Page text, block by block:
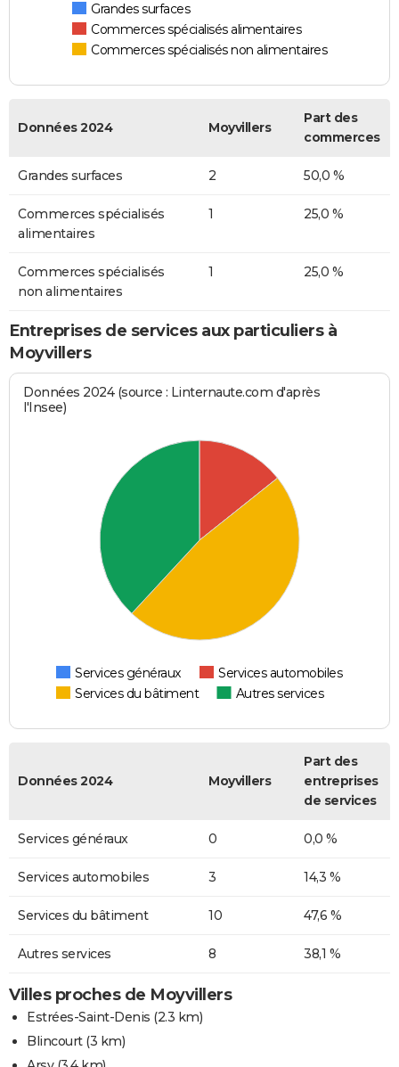
Grandes surfaces
Commerces spécialisés alimentaires
Commerces spécialisés non alimentaires
Données 2024 Moyvillers
Part des
commerces
Grandes surfaces 2 50,0 %
Commerces spécialisés
alimentaires
1 25,0 %
Commerces spécialisés
non alimentaires
1 25,0 %
Entreprises de services aux particuliers à
Moyvillers
Données 2024 (source : Linternaute.com d'après
l'Insee)
Services généraux
Services automobiles
Services du bâtiment
Autres services
Données 2024 Moyvillers
Part des
entreprises
de services
Services généraux 0 0,0 %
Services automobiles 3 14,3 %
Services du bâtiment 10 47,6 %
Autres services 8 38,1 %
Villes proches de Moyvillers
Estrées-Saint-Denis (2.3 km)
Blincourt(3 km)